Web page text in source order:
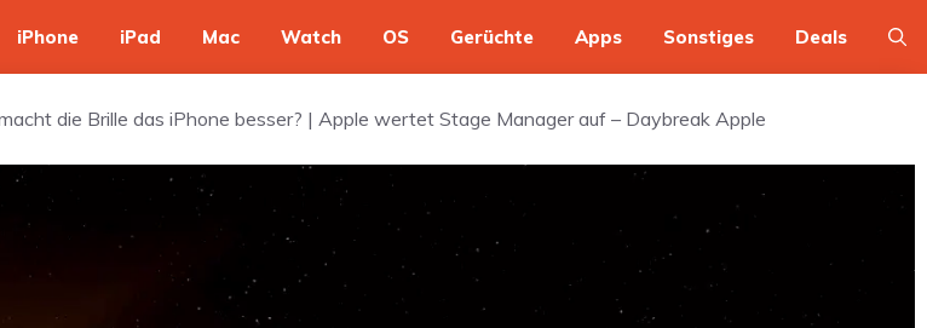
iPhone iPad Mac Watch OS Gerüchte Apps Sonstiges Deals
die Brille das iPhone besser? | Apple wertet Stage Manager auf – Daybreak Apple